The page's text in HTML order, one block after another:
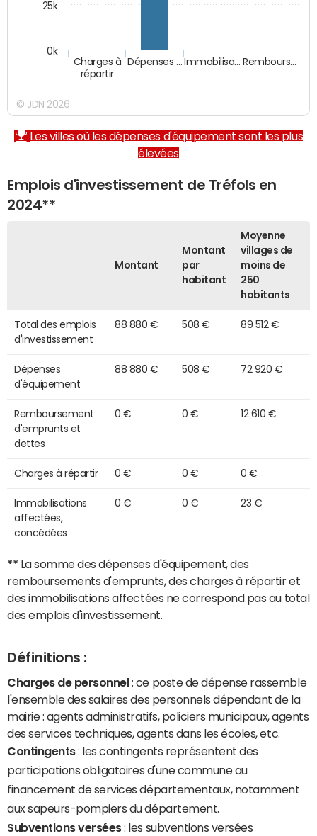
Charges à
répartir
Dépenses … Immobilisa… Rembours…
0k
25k
© JDN 2026
Les villes où les dépenses d'équipement sont les plus
élevées
Emplois d'investissement de Tréfols en
2024**
Montant
Montant
par
habitant
Moyenne
villages de
moins de
250
habitants
Total des emplois
d'investissement
88 880 € 508 € 89 512 €
Dépenses
d'équipement
88 880 € 508 € 72 920 €
Remboursement
d'emprunts et
dettes
0 € 0 € 12 610 €
Charges à répartir 0 € 0 € 0 €
Immobilisations
affectées,
concédées
0 € 0 € 23 €
** La somme des dépenses d'équipement, des
remboursements d'emprunts, des charges à répartir et
des immobilisations affectées ne correspond pas au total
des emplois d'investissement.
Définitions :
Charges de personnel : ce poste de dépense rassemble
l'ensemble des salaires des personnels dépendant de la
mairie : agents administratifs, policiers municipaux, agents
des services techniques, agents dans les écoles, etc.
Contingents: les contingents représentent des
participations obligatoires d'une commune au
financement de services départementaux, notamment
aux sapeurs-pompiers du département.
Subventions versées: les subventions versées